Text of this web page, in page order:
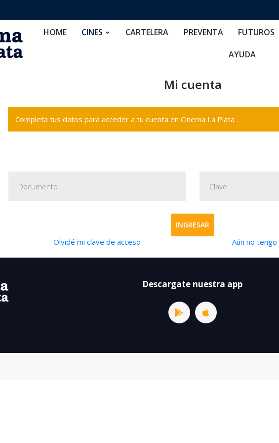
HOME CINES CARTELERA PREVENTA FUTUROS
AYUDA
Mi cuenta
Completa tus datos para acceder a tu cuenta en Cinema La Plata .
INGRESAR
Olvidé mi clave de acceso Aún no tengo
Descargate nuestra app